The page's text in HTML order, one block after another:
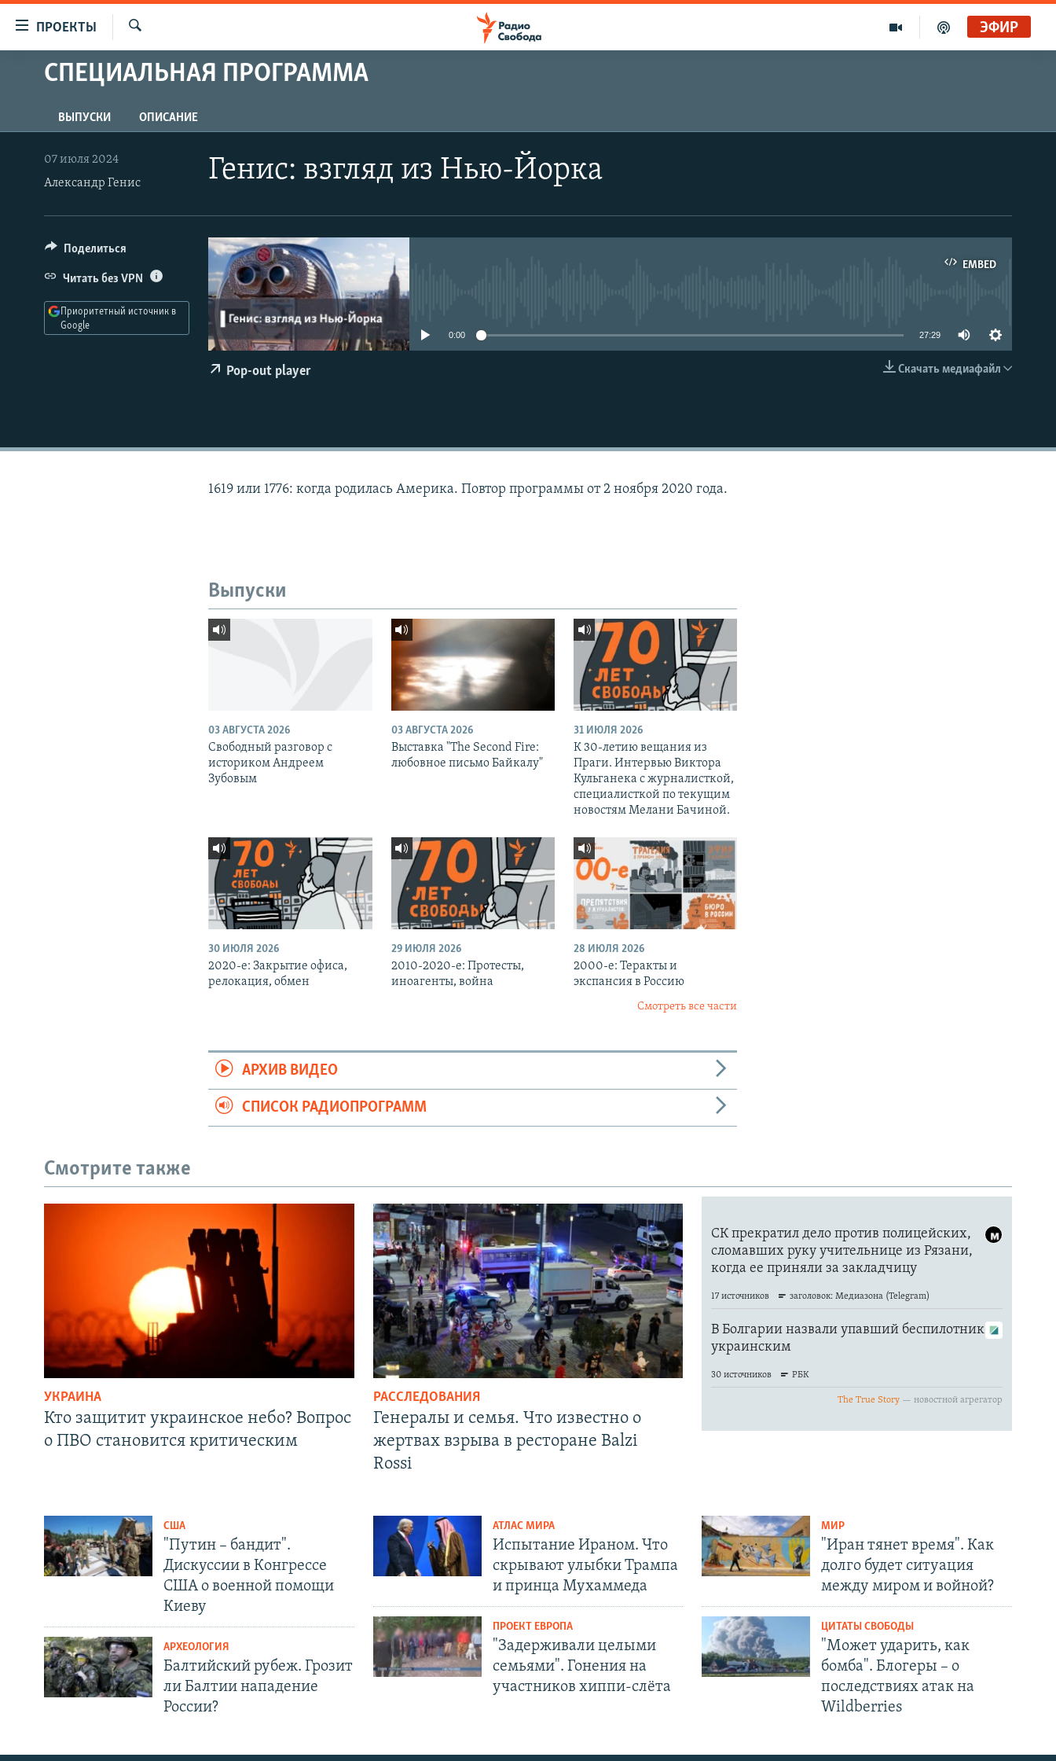
упрощенного
Вернуться
к
основному
содержанию
навигации
Вернутся
ПРОЕКТЫ
ПРОГРАММЫ
АВТОРСКИЕ ПРОЕКТЫ
ЦИТАТЫ СВОБОДЫ
МНЕНИЯ
КУЛЬТУРА
IDEL.РЕАЛИИ
КАВКАЗ.РЕАЛИИ
СЕВЕР.РЕАЛИИ
СИБИРЬ.РЕАЛИИ
ЭФИР
СПЕЦИАЛЬНАЯ ПРОГРАММА
ВЫПУСКИ ОПИСАНИЕ
Генис: взгляд из Нью-Йорка
07 июля 2024
Александр Генис
EMBED
EMBED
0:00 27:29
Скачать медиафайл
Pop-out player
Поделиться
Читать без VPN
Приоритетный источник в
Google
1619 или 1776: когда родилась Америка. Повтор программы от 2 ноября 2020 года.
Выпуски
03 АВГУСТА 2026
Свободный разговор с
историком Андреем
Зубовым
03 АВГУСТА 2026
Выставка "The Second Fire:
любовное письмо Байкалу"
31 ИЮЛЯ 2026
К 30-летию вещания из
Праги. Интервью Виктора
Кульганека с журналисткой,
специалисткой по текущим
новостям Мелани Бачиной.
30 ИЮЛЯ 2026
2020-е: Закрытие офиса,
релокация, обмен
29 ИЮЛЯ 2026
2010-2020-е: Протесты,
иноагенты, война
28 ИЮЛЯ 2026
2000-е: Теракты и
экспансия в Россию
Смотреть все части
АРХИВ ВИДЕО
СПИСОК РАДИОПРОГРАММ
Смотрите также
УКРАИНА
Кто защитит украинское небо? Вопрос
о ПВО становится критическим
РАССЛЕДОВАНИЯ
Генералы и семья. Что известно о
жертвах взрыва в ресторане Balzi
Rossi
США
"Путин – бандит".
Дискуссии в Конгрессе
США о военной помощи
Киеву
АРХЕОЛОГИЯ
Балтийский рубеж. Грозит
ли Балтии нападение
России?
АТЛАС МИРА
Испытание Ираном. Что
скрывают улыбки Трампа
и принца Мухаммеда
ПРОЕКТ ЕВРОПА
"Задерживали целыми
семьями". Гонения на
участников хиппи-слёта
МИР
"Иран тянет время". Как
долго будет ситуация
между миром и войной?
ЦИТАТЫ СВОБОДЫ
"Может ударить, как
бомба". Блогеры – о
последствиях атак на
Wildberries